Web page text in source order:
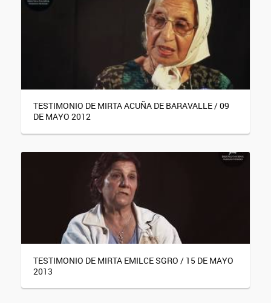
TESTIMONIO DE MIRTA ACUÑA DE BARAVALLE / 09
DE MAYO 2012
TESTIMONIO DE MIRTA EMILCE SGRO / 15 DE MAYO
2013